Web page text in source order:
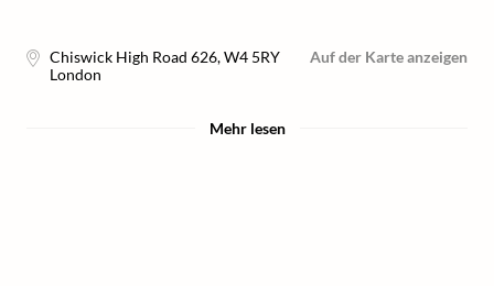
Chiswick High Road 626,W4 5RY
London
Auf der Karte anzeigen
Mehr lesen